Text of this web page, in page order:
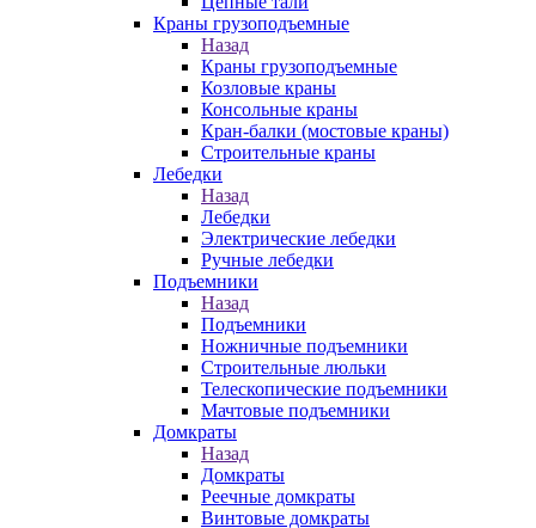
Краны грузоподъемные
Назад
Краны грузоподъемные
Козловые краны
Консольные краны
Кран-балки (мостовые краны)
Строительные краны
Лебедки
Назад
Лебедки
Электрические лебедки
Ручные лебедки
Подъемники
Назад
Подъемники
Ножничные подъемники
Строительные люльки
Телескопические подъемники
Мачтовые подъемники
Домкраты
Назад
Домкраты
Реечные домкраты
Винтовые домкраты